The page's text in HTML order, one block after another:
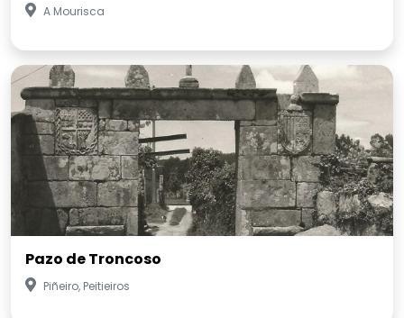
A Mourisca
Pazo de Troncoso
Piñeiro, Peitieiros